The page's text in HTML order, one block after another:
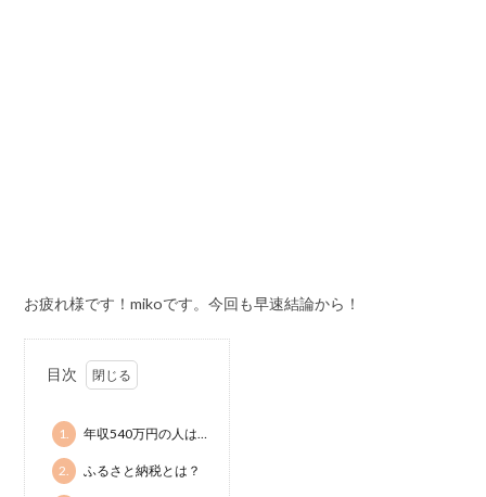
お疲れ様です！mikoです。今回も早速結論から！
目次
1. 年収540万円の人は…
2. ふるさと納税とは？